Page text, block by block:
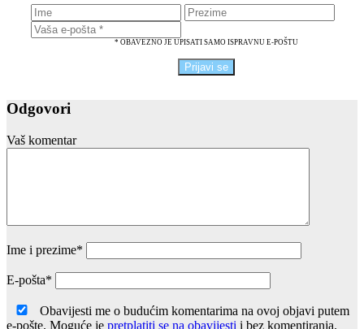
* OBAVEZNO JE UPISATI SAMO ISPRAVNU E-POŠTU
Odgovori
Vaš komentar
Ime i prezime*
E-pošta*
Obavijesti me o budućim komentarima na ovoj objavi putem
e-pošte. Moguće je pretplatiti se na obavijesti i bez komentiranja.